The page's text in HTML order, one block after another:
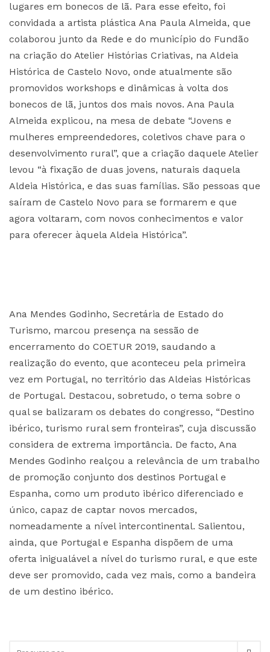
lugares em bonecos de lã. Para esse efeito, foi
convidada a artista plástica Ana Paula Almeida, que
colaborou junto da Rede e do município do Fundão
na criação do Atelier Histórias Criativas, na Aldeia
Histórica de Castelo Novo, onde atualmente são
promovidos workshops e dinâmicas à volta dos
bonecos de lã, juntos dos mais novos. Ana Paula
Almeida explicou, na mesa de debate “Jovens e
mulheres empreendedores, coletivos chave para o
desenvolvimento rural”, que a criação daquele Atelier
levou “à fixação de duas jovens, naturais daquela
Aldeia Histórica, e das suas famílias. São pessoas que
saíram de Castelo Novo para se formarem e que
agora voltaram, com novos conhecimentos e valor
para oferecer àquela Aldeia Histórica”.
Ana Mendes Godinho, Secretária de Estado do
Turismo, marcou presença na sessão de
encerramento do COETUR 2019, saudando a
realização do evento, que aconteceu pela primeira
vez em Portugal, no território das Aldeias Históricas
de Portugal. Destacou, sobretudo, o tema sobre o
qual se balizaram os debates do congresso, “Destino
ibérico, turismo rural sem fronteiras”, cuja discussão
considera de extrema importância. De facto, Ana
Mendes Godinho realçou a relevância de um trabalho
de promoção conjunto dos destinos Portugal e
Espanha, como um produto ibérico diferenciado e
único, capaz de captar novos mercados,
nomeadamente a nível intercontinental. Salientou,
ainda, que Portugal e Espanha dispõem de uma
oferta inigualável a nível do turismo rural, e que este
deve ser promovido, cada vez mais, como a bandeira
de um destino ibérico.